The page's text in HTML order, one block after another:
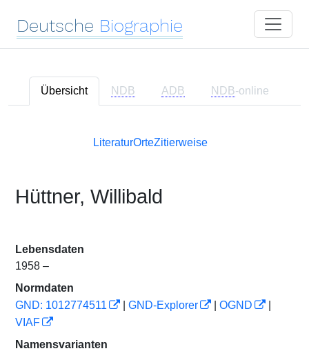
Deutsche Biographie
Übersicht NDB ADB NDB-online
LiteraturOrteZitierweise
Hüttner, Willibald
Lebensdaten
1958 –
Normdaten
GND: 1012774511
GND-Explorer OGND
VIAF
Namensvarianten